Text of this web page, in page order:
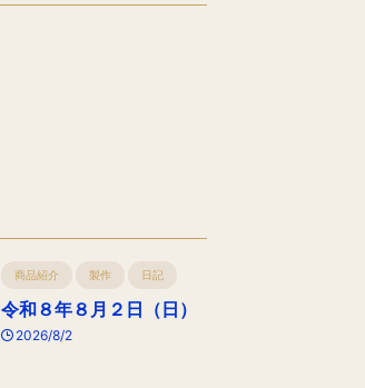
商品紹介 製作 日記
令和８年８月２日（日）
2026/8/2